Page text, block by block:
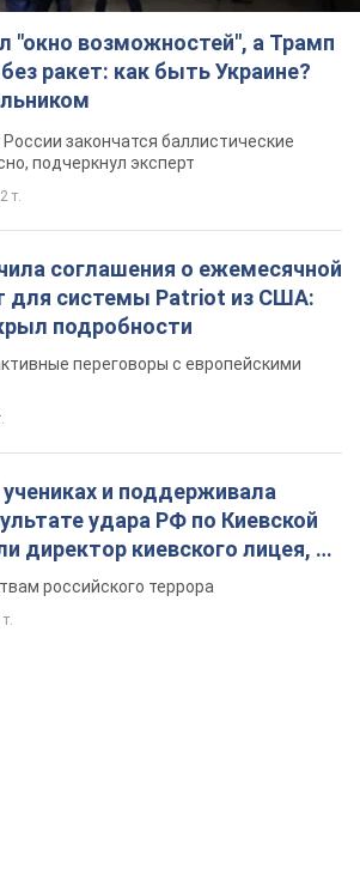
"окно возможностей", а Трамп
ракет: как быть Украине?
закончатся баллистические
подчеркнул эксперт
т.
соглашения о ежемесячной
для системы Patriot из США:
подробности
переговоры с европейскими
и поддерживала
удара РФ по Киевской
директор киевского лицея, её
российского террора